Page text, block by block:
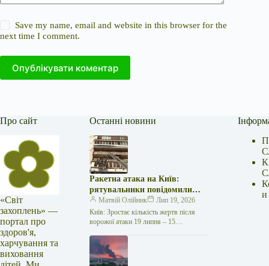
Save my name, email and website in this browser for the
next time I comment.
Опублікувати коментар
Про сайт
«Світ
захоплень» —
портал про
здоров'я,
харчування та
виховання
Останні новини
Ракетна атака на Київ:
рятувальники повідомили
про 15 поранених
Матвій Олійник
Лип 19, 2026
Київ: Зростає кількість жертв після
ворожої атаки 19 липня – 15
російської агресії, що сталася у
столиці…
и